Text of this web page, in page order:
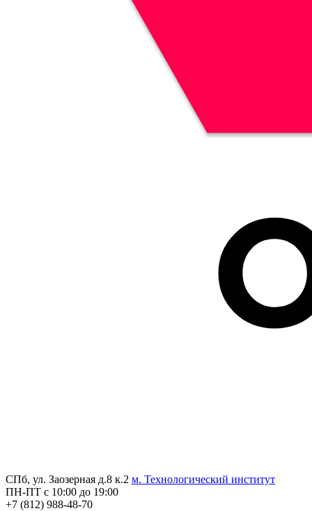
СПб, ул. Заозерная д.8 к.2 м. Технологический институт
ПН-ПТ с 10:00 до 19:00
+7 (812) 988-48-70